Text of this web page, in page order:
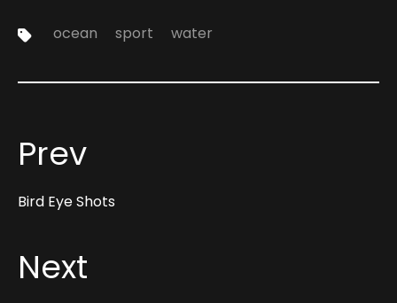
Tags:ocean sport water
Prev
Bird Eye Shots
Next